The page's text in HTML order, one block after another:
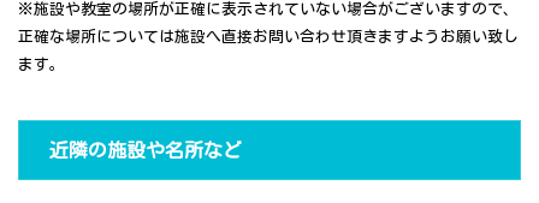
※施設や教室の場所が正確に表示されていない場合がございますので、
正確な場所については施設へ直接お問い合わせ頂きますようお願い致し
ます。
近隣の施設や名所など